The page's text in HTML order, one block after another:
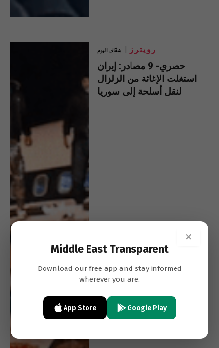
شفّاف اليوم رويترز
حصري- 9 مصادر: إيران
استغلت الإغاثة من الزلزال
لنقل أسلحة إلى سوريا
×
Middle East Transparent
Download our free app and stay informed
wherever you are.
App Store Google Play